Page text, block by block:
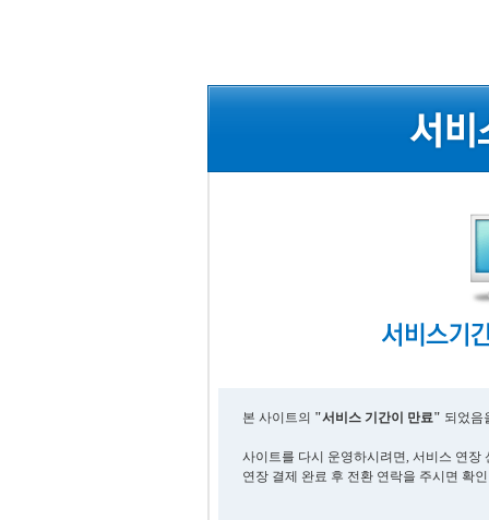
본 사이트의 "서비스 기간이 만료" 되었음
사이트를 다시 운영하시려면, 서비스 연장
연장 결제 완료 후 전환 연락을 주시면 확